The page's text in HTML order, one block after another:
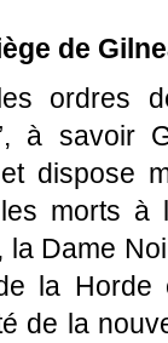
de
ordres
à savoir
dispose
morts
la Dame
la Horde
de la